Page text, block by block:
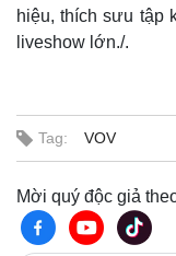
hiệu, thích sưu tập
liveshow lớn./.
Tag: VOV
Mời quý độc giả